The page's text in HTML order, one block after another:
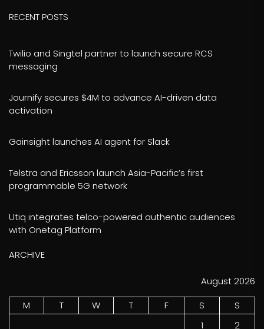
RECENT POSTS
Twilio and Singtel partner to launch secure RCS
messaging
Journify secures $4M to advance AI-driven data
activation
Gainsight launches AI agent for Slack
Telstra and Ericsson launch Asia-Pacific’s first
programmable 5G network
Utiq integrates telco-powered authentic audiences
with Onetag Platform
ARCHIVE
August 2026
M
T W T F S
S
1
2